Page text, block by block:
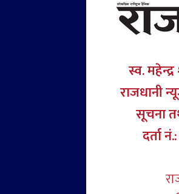
स्व.
राजधानी
सूचना
दर्ता